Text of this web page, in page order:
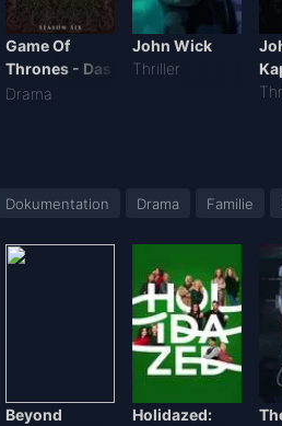
Game Of
Thrones - Das
Lied von Eis
Drama
John Wick
Thriller
Dokumentation Drama Familie
Beyond
Holidazed: